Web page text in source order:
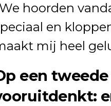
hoorden
en
mij heel
een